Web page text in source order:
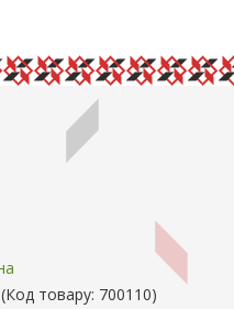
(Код товару: 700110)